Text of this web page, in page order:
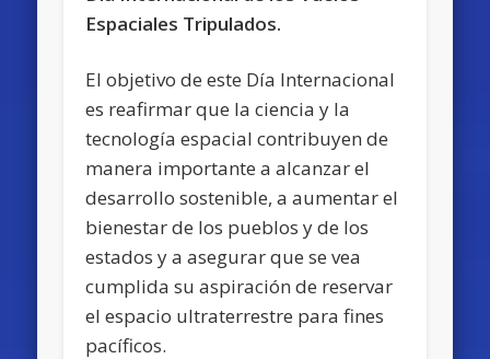
Espaciales Tripulados.
El objetivo de este Día Internacional
es reafirmar que la ciencia y la
tecnología espacial contribuyen de
manera importante a alcanzar el
desarrollo sostenible, a aumentar el
bienestar de los pueblos y de los
estados y a asegurar que se vea
cumplida su aspiración de reservar
el espacio ultraterrestre para fines
pacíficos.